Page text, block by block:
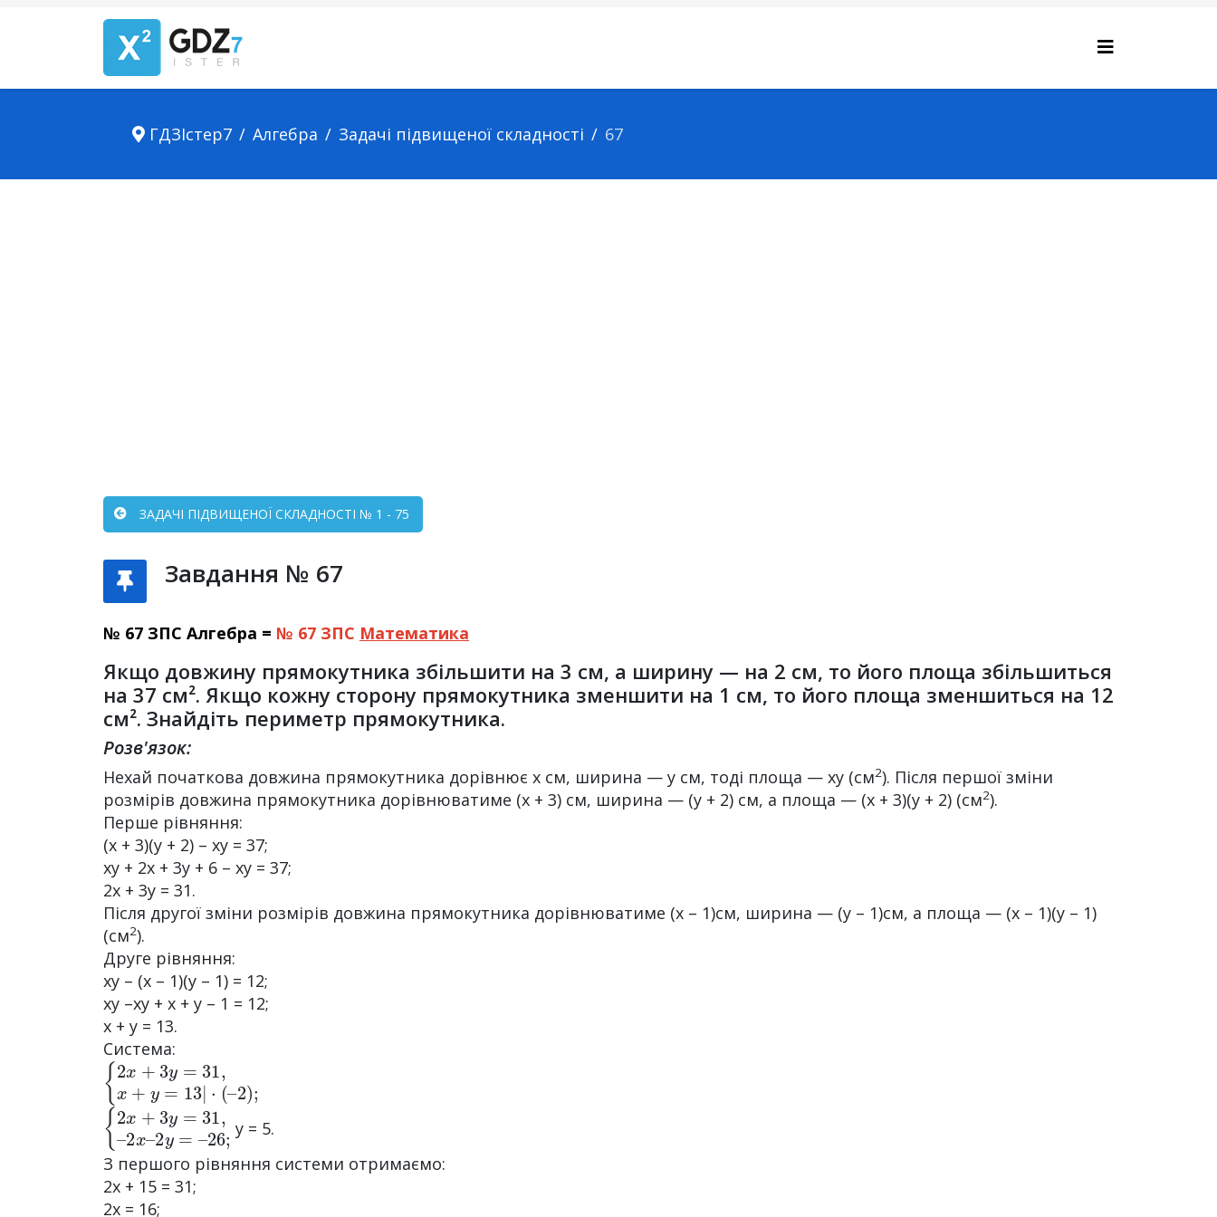
ГДЗІстер7 Алгебра Задачі підвищеної складності 67
ЗАДАЧІ ПІДВИЩЕНОЇ СКЛАДНОСТІ № 1 - 75
Завдання № 67
№ 67 ЗПС Алгебра = № 67 ЗПС Математика
Якщо довжину прямокутника збільшити на 3 см, а ширину — на 2 см, то його площа збільшиться
на 37 см². Якщо кожну сторону прямокутника зменшити на 1 см, то його площа зменшиться на 12
см². Знайдіть периметр прямокутника.
Розв'язок:
Нехай початкова довжина прямокутника дорівнює х см, ширина — y см, тоді площа — ху (см2). Після першої зміни
розмірів довжина прямокутника дорівнюватиме (х + 3) см, ширина — (у + 2) см, а площа — (х + 3)(у + 2) (см2).
Перше рівняння:
(х + 3)(y + 2) – xу = 37;
xy + 2х + 3y + 6 – хy = 37;
2х + 3y = 31.
Після другої зміни розмірів довжина прямокутника дорівнюватиме (х – 1)см, ширина — (у – 1)см, а площа — (х – 1)(y – 1)
(см2).
Друге рівняння:
ху – (х – 1)(у – 1) = 12;
ху –ху + х + у – 1 = 12;
х + y = 13.
Система:
{2x+ 3y=31, x+ y
(–2) ;
{2x+ 3y=31, –
2x–2y=–26;
y = 5.
З першого рівняння системи отримаємо:
2х + 15 = 31;
2х = 16;